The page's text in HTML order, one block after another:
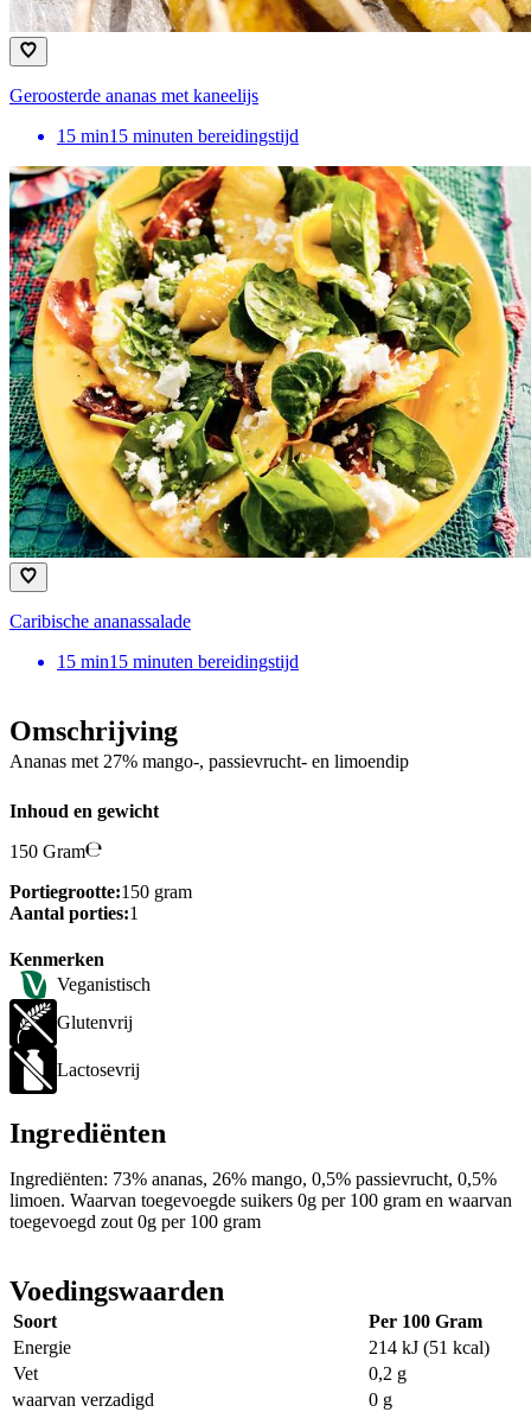
Geroosterde ananas met kaneelijs
15 min15 minuten bereidingstijd
Caribische ananassalade
15 min15 minuten bereidingstijd
Omschrijving
Ananas met 27% mango-, passievrucht- en limoendip
Inhoud en gewicht
150 Gram
Portiegrootte:150 gram
Aantal porties:1
Kenmerken
Veganistisch
Glutenvrij
Lactosevrij
Ingrediënten
Ingrediënten: 73% ananas, 26% mango, 0,5% passievrucht, 0,5%
limoen. Waarvan toegevoegde suikers 0g per 100 gram en waarvan
toegevoegd zout 0g per 100 gram
Voedingswaarden
Soort
Per 100 Gram
Energie
214 kJ (51 kcal)
Vet
0,2 g
waarvan verzadigd
0 g